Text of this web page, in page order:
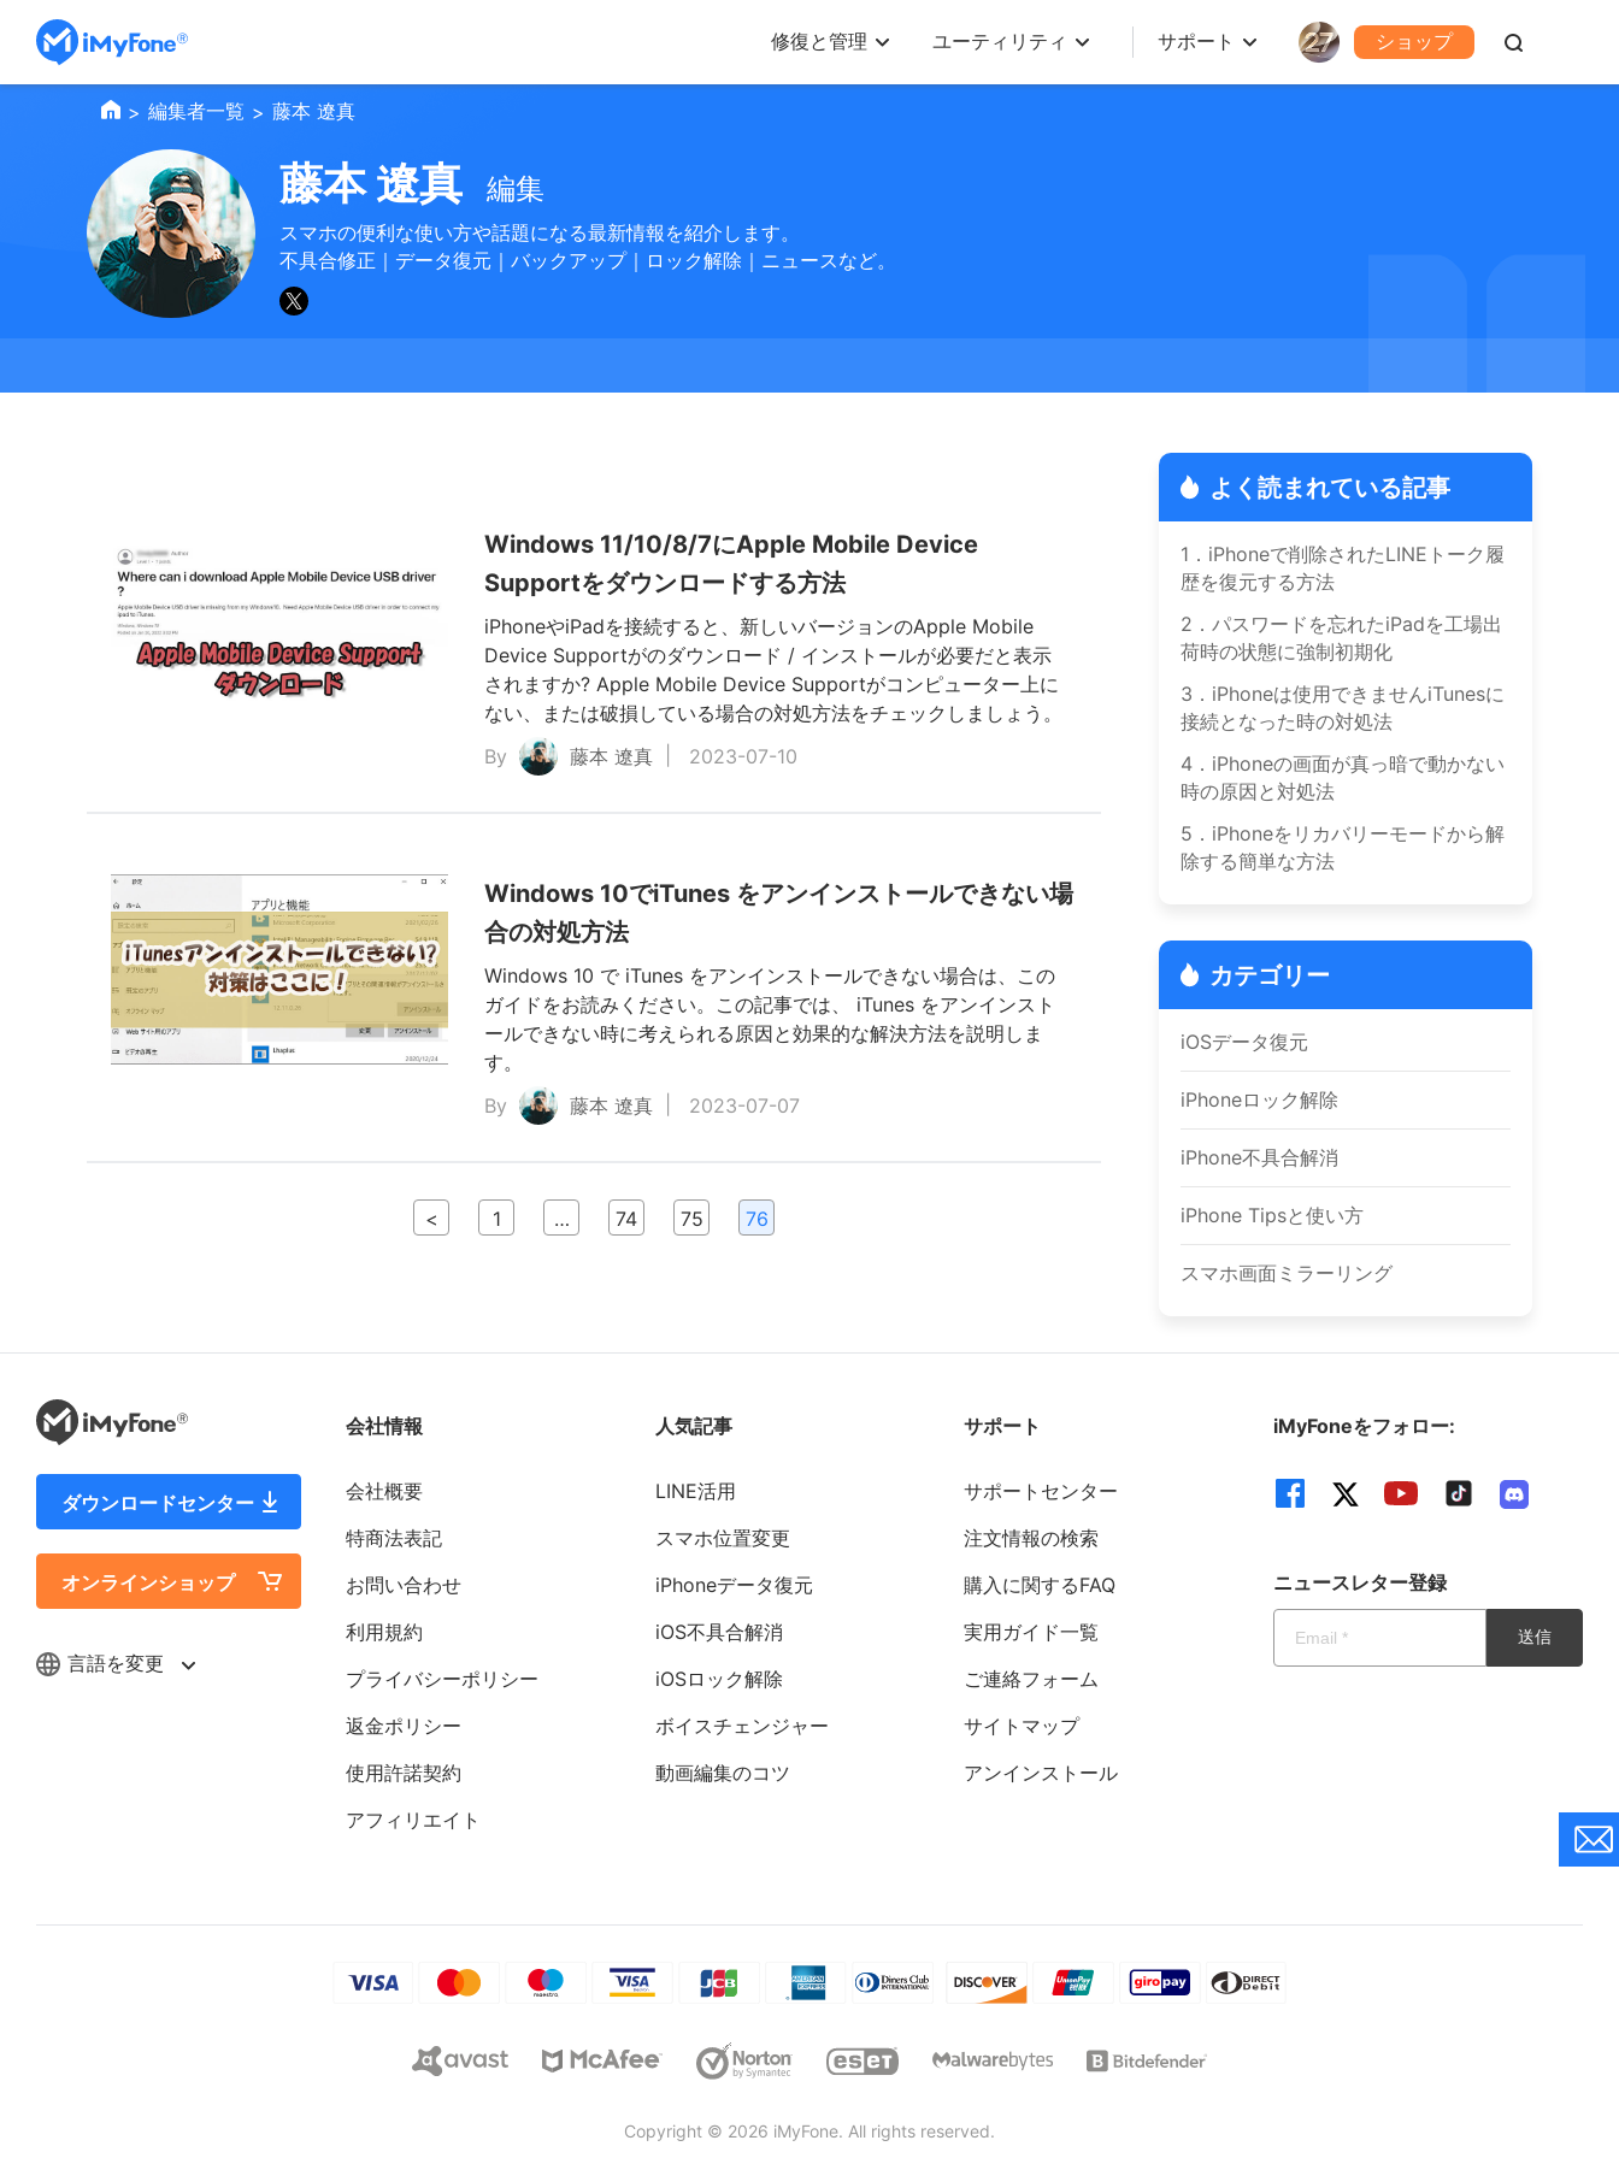
修復と管理 ユーティリティ サポート ショップ
> 編集者一覧 > 藤本 遼真
藤本 遼真 編集
スマホの便利な使い方や話題になる最新情報を紹介します。
不具合修正｜データ復元｜バックアップ｜ロック解除｜ニュースなど。
Windows 11/10/8/7にApple Mobile Device
Supportをダウンロードする方法
iPhoneやiPadを接続すると、新しいバージョンのApple Mobile
Device Supportがのダウンロード / インストールが必要だと表示
されますか? Apple Mobile Device Supportがコンピューター上に
ない、または破損している場合の対処方法をチェックしましょう。
By
藤本 遼真 2023-07-10
Windows 10でiTunes をアンインストールできない場
合の対処方法
Windows 10 で iTunes をアンインストールできない場合は、この
ガイドをお読みください。この記事では、 iTunes をアンインスト
ールできない時に考えられる原因と効果的な解決方法を説明しま
す。
By
藤本 遼真 2023-07-07
< 1 … 74 75 76
よく読まれている記事
1．iPhoneで削除されたLINEトーク履
歴を復元する方法
2．パスワードを忘れたiPadを工場出
荷時の状態に強制初期化
3．iPhoneは使用できませんiTunesに
接続となった時の対処法
4．iPhoneの画面が真っ暗で動かない
時の原因と対処法
5．iPhoneをリカバリーモードから解
除する簡単な方法
カテゴリー
iOSデータ復元
iPhoneロック解除
iPhone不具合解消
iPhone Tipsと使い方
スマホ画面ミラーリング
ダウンロードセンター
オンラインショップ
言語を変更
会社情報
会社概要
特商法表記
お問い合わせ
利用規約
プライバシーポリシー
返金ポリシー
使用許諾契約
アフィリエイト
人気記事
LINE活用
スマホ位置変更
iPhoneデータ復元
iOS不具合解消
iOSロック解除
ボイスチェンジャー
動画編集のコツ
サポート
サポートセンター
注文情報の検索
購入に関するFAQ
実用ガイド一覧
ご連絡フォーム
サイトマップ
アンインストール
iMyFoneをフォロー:
ニュースレター登録
送信
Copyright © 2026 iMyFone. All rights reserved.